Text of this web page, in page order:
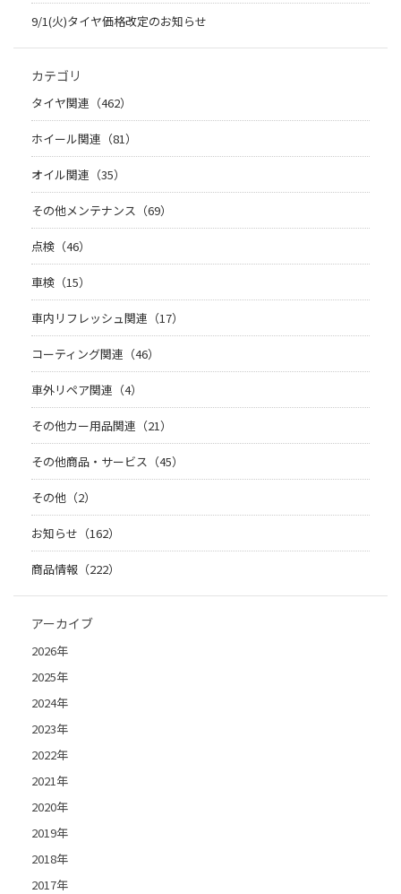
9/1(火)タイヤ価格改定のお知らせ
カテゴリ
タイヤ関連（462）
ホイール関連（81）
オイル関連（35）
その他メンテナンス（69）
点検（46）
車検（15）
車内リフレッシュ関連（17）
コーティング関連（46）
車外リペア関連（4）
その他カー用品関連（21）
その他商品・サービス（45）
その他（2）
お知らせ（162）
商品情報（222）
アーカイブ
2026年
2025年
2024年
2023年
2022年
2021年
2020年
2019年
2018年
2017年